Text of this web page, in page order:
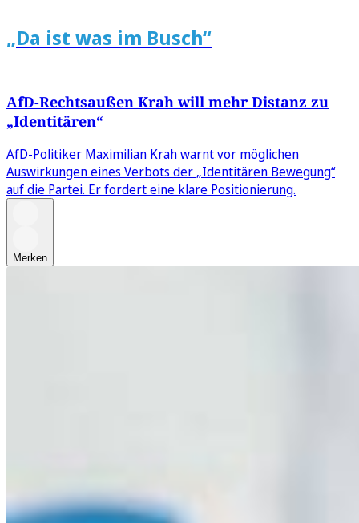
„Da ist was im Busch“
AfD-Rechtsaußen Krah will mehr Distanz zu
„Identitären“
AfD-Politiker Maximilian Krah warnt vor möglichen
Auswirkungen eines Verbots der „Identitären Bewegung“
auf die Partei. Er fordert eine klare Positionierung.
Merken